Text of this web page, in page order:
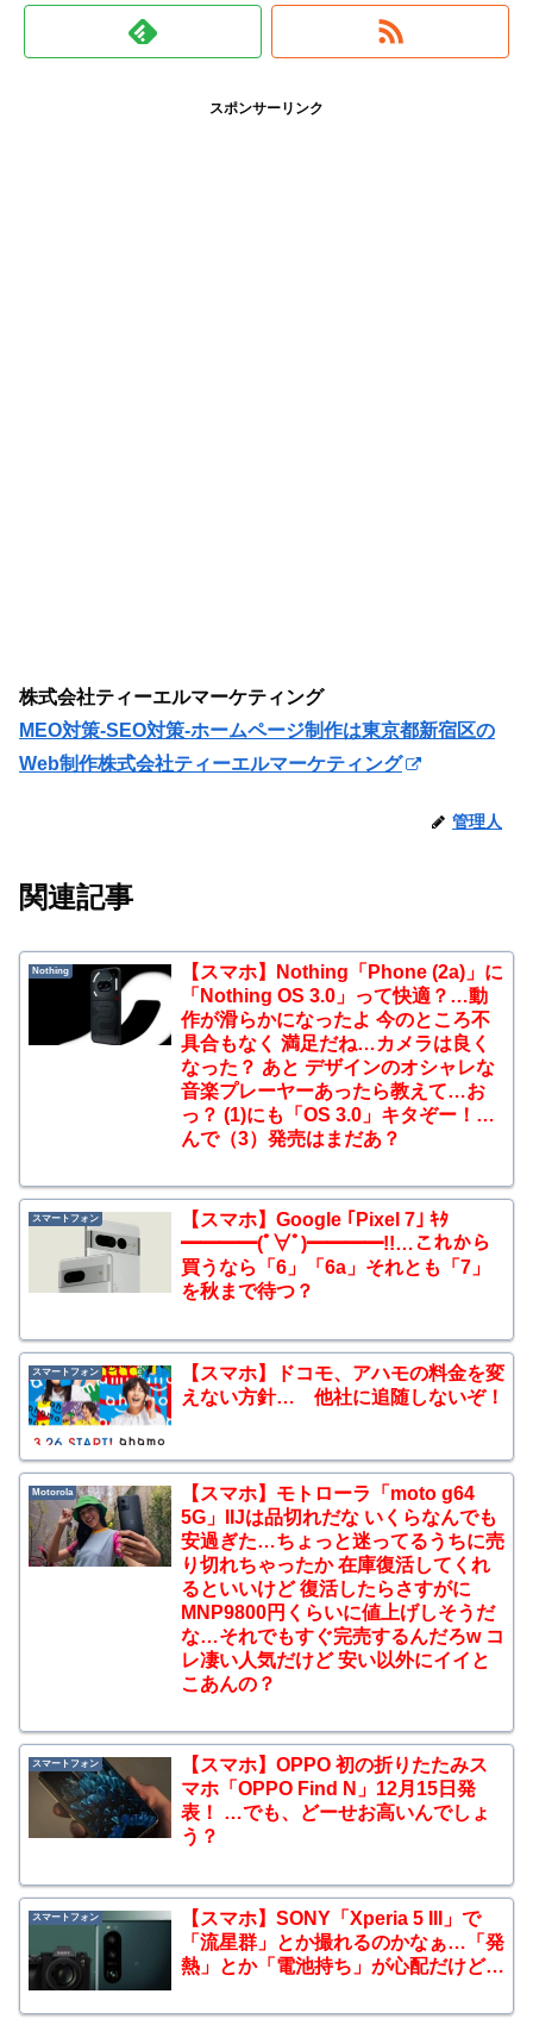
スポンサーリンク
株式会社ティーエルマーケティング
MEO対策-SEO対策-ホームページ制作は東京都新宿区の
Web制作株式会社ティーエルマーケティング
管理人
関連記事
Nothing
【スマホ】Nothing「Phone (2a)」に
「Nothing OS 3.0」って快適？…動
作が滑らかになったよ 今のところ不
具合もなく 満足だね…カメラは良く
なった？ あと デザインのオシャレな
音楽プレーヤーあったら教えて…お
っ？ (1)にも「OS 3.0」キタぞー！…
んで（3）発売はまだあ？
スマートフォン
【スマホ】Google ｢Pixel 7｣ ｷﾀ
━━━━(ﾟ∀ﾟ)━━━━!!…これから
買うなら「6」「6a」それとも「7」
を秋まで待つ？
スマートフォン
【スマホ】ドコモ、アハモの料金を変
えない方針… 他社に追随しないぞ！
Motorola
【スマホ】モトローラ「moto g64
5G」IIJは品切れだな いくらなんでも
安過ぎた…ちょっと迷ってるうちに売
り切れちゃったか 在庫復活してくれ
るといいけど 復活したらさすがに
MNP9800円くらいに値上げしそうだ
な…それでもすぐ完売するんだろw コ
レ凄い人気だけど 安い以外にイイと
こあんの？
スマートフォン
【スマホ】OPPO 初の折りたたみス
マホ「OPPO Find N」12月15日発
表！ …でも、どーせお高いんでしょ
う？
スマートフォン
【スマホ】SONY「Xperia 5 III」で
「流星群」とか撮れるのかなぁ…「発
熱」とか「電池持ち」が心配だけど…